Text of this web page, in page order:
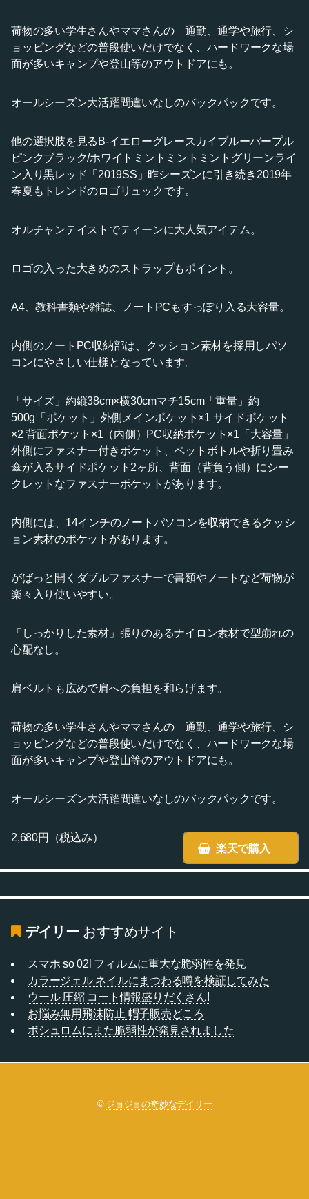
荷物の多い学生さんやママさんの 通勤、通学や旅行、シ
ョッピングなどの普段使いだけでなく、ハードワークな場
面が多いキャンプや登山等のアウトドアにも。
オールシーズン大活躍間違いなしのバックパックです。
他の選択肢を見るB-イエローグレースカイブルーパープル
ピンクブラック/ホワイトミントミントミントグリーンライ
ン入り黒レッド「2019SS」昨シーズンに引き続き2019年
春夏もトレンドのロゴリュックです。
オルチャンテイストでティーンに大人気アイテム。
ロゴの入った大きめのストラップもポイント。
A4、教科書類や雑誌、ノートPCもすっぽり入る大容量。
内側のノートPC収納部は、クッション素材を採用しパソ
コンにやさしい仕様となっています。
「サイズ」約縦38cm×横30cmマチ15cm「重量」約
500g「ポケット」外側メインポケット×1 サイドポケット
×2 背面ポケット×1（内側）PC収納ポケット×1「大容量」
外側にファスナー付きポケット、ペットボトルや折り畳み
傘が入るサイドポケット2ヶ所、背面（背負う側）にシー
クレットなファスナーポケットがあります。
内側には、14インチのノートパソコンを収納できるクッシ
ョン素材のポケットがあります。
がばっと開くダブルファスナーで書類やノートなど荷物が
楽々入り使いやすい。
「しっかりした素材」張りのあるナイロン素材で型崩れの
心配なし。
肩ベルトも広めで肩への負担を和らげます。
荷物の多い学生さんやママさんの 通勤、通学や旅行、シ
ョッピングなどの普段使いだけでなく、ハードワークな場
面が多いキャンプや登山等のアウトドアにも。
オールシーズン大活躍間違いなしのバックパックです。
楽天で購入
2,680円（税込み）
デイリー おすすめサイト
スマホ so 02l フィルムに重大な脆弱性を発見
カラージェル ネイルにまつわる噂を検証してみた
ウール 圧縮 コート情報盛りだくさん!
お悩み無用飛沫防止 帽子販売どころ
ボシュロムにまた脆弱性が発見されました
© ジョジョの奇妙なデイリー